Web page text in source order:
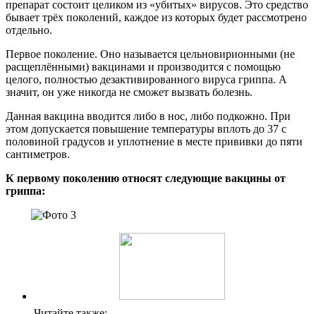
препарат состоит целиком из «убитых» вирусов. Это средство
бывает трёх поколений, каждое из которых будет рассмотрено
отдельно.
Первое поколение. Оно называется цельновирионными (не
расщеплёнными) вакцинами и производится с помощью
целого, полностью дезактивированного вируса гриппа. А
значит, он уже никогда не сможет вызвать болезнь.
Данная вакцина вводится либо в нос, либо подкожно. При
этом допускается повышение температуры вплоть до 37 с
половиной градусов и уплотнение в месте прививки до пяти
сантиметров.
К первому поколению относят следующие вакцины от
гриппа: